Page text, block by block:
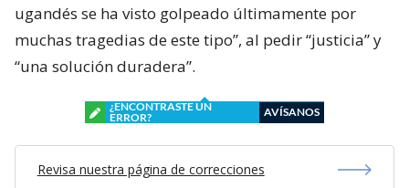
ugandés se ha visto golpeado últimamente por
muchas tragedias de este tipo”, al pedir “justicia” y
“una solución duradera”.
¿ENCONTRASTE UN
ERROR?
AVÍSANOS
Revisa nuestra página de correcciones